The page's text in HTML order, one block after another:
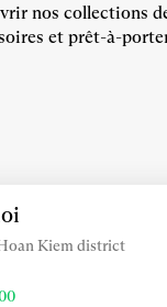
nos collections
et prêt-à-
Kiem district